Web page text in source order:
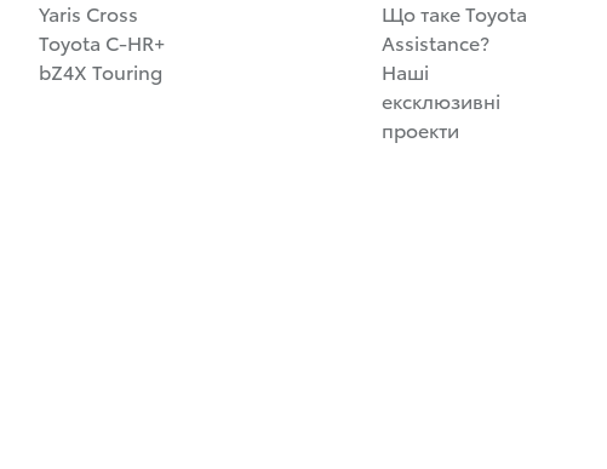
Yaris Cross
Toyota C-HR+
bZ4X Touring
Що таке Toyota
Assistance?
Наші
ексклюзивні
проекти